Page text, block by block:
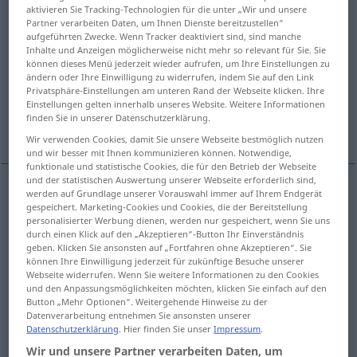
Übersicht aller Übersetzungen
(Für mehr Details die Übersetzung anklicken/antippen)
mettere posare
Weitere Beispiele...
mettere legen
posare legen aus der Hand
aktivieren Sie Tracking-Technologien für die unter „Wir und unsere
Partner verarbeiten Daten, um Ihnen Dienste bereitzustellen“
aufgeführten Zwecke. Wenn Tracker deaktiviert sind, sind manche
Inhalte und Anzeigen möglicherweise nicht mehr so relevant für Sie. Sie
können dieses Menü jederzeit wieder aufrufen, um Ihre Einstellungen zu
ändern oder Ihre Einwilligung zu widerrufen, indem Sie auf den Link
Privatsphäre-Einstellungen am unteren Rand der Webseite klicken. Ihre
Einstellungen gelten innerhalb unseres Website. Weitere Informationen
finden Sie in unserer Datenschutzerklärung.
Wir verwenden Cookies, damit Sie unsere Webseite bestmöglich nutzen
und wir besser mit Ihnen kommunizieren können. Notwendige,
funktionale und statistische Cookies, die für den Betrieb der Webseite
und der statistischen Auswertung unserer Webseite erforderlich sind,
werden auf Grundlage unserer Vorauswahl immer auf Ihrem Endgerät
gespeichert. Marketing-Cookies und Cookies, die der Bereitstellung
personalisierter Werbung dienen, werden nur gespeichert, wenn Sie uns
durch einen Klick auf den „Akzeptieren“-Button Ihr Einverständnis
geben. Klicken Sie ansonsten auf „Fortfahren ohne Akzeptieren“. Sie
können Ihre Einwilligung jederzeit für zukünftige Besuche unserer
Webseite widerrufen. Wenn Sie weitere Informationen zu den Cookies
und den Anpassungsmöglichkeiten möchten, klicken Sie einfach auf den
Button „Mehr Optionen“. Weitergehende Hinweise zu der
Datenverarbeitung entnehmen Sie ansonsten unserer
Datenschutzerklärung. Hier finden Sie unserImpressum.
Wir und unsere Partner verarbeiten Daten, um